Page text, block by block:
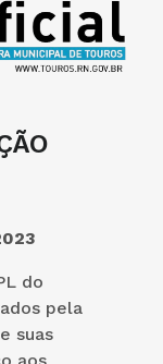
do
pela
suas